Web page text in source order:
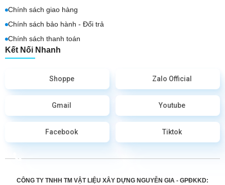
Chính sách giao hàng
Chính sách bảo hành - Đổi trả
Chính sách thanh toán
Kết Nối Nhanh
Shoppe Zalo Official
Gmail Youtube
Facebook Tiktok
CÔNG TY TNHH TM VẬT LIỆU XÂY DỰNG NGUYỄN GIA - GPĐKKD: